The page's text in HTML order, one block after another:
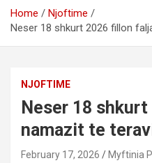
Home
Njoftime
Neser 18 shkurt 2026 fillon
NJOFTIME
Neser 18
namazit te
February 17, 2026 Myftinia